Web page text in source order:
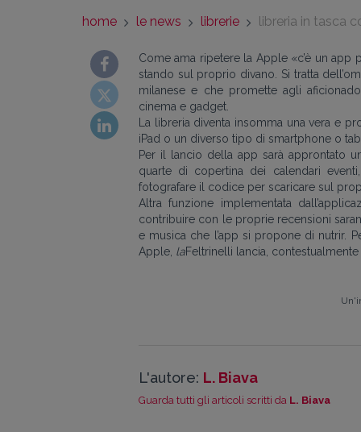
home le news librerie libreria in tasca
Come ama ripetere la Apple «c’è un
stando sul proprio divano. Si tratta
milanese e che promette agli
cinema e gadget.
La libreria diventa insomma una vera e
iPad o un diverso tipo di smartphone o
Per il lancio della app sarà approntato
quarte di copertina dei calendari
fotografare il codice per scaricare sul
Altra funzione implementata
contribuire con le proprie recensioni
e musica che l’app si propone di nutrir.
Apple, laFeltrinelli lancia,
L'autore: L. Biava
Guarda tutti gli articoli scritti da L. Biava